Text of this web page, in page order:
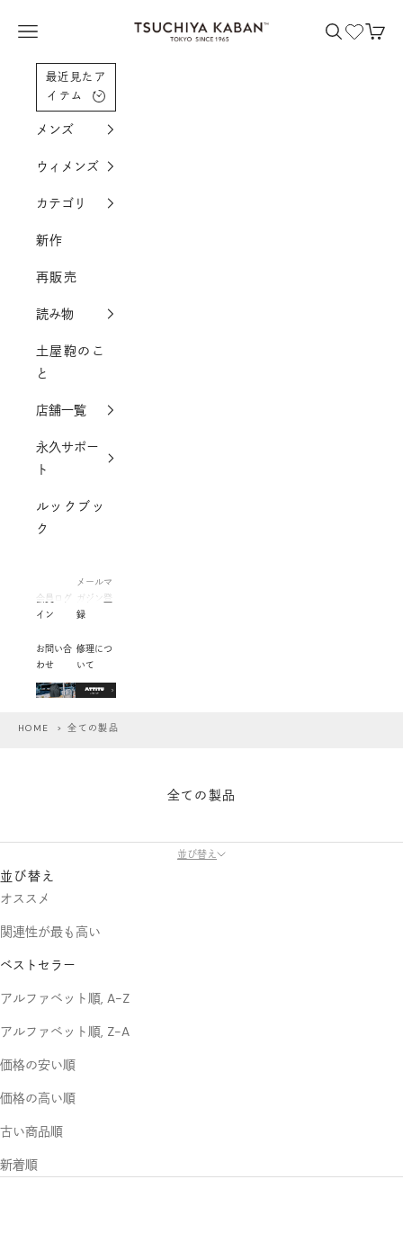
土屋鞄製造所
メニューを開く 検索を開く
カー
最近見たア
イテム
メンズ
ウィメンズ
カテゴリ
新作
再販売
読み物
土屋鞄のこ
と
店舗一覧
永久サポー
ト
ルックブッ
ク
会員ログ
イン
メールマ
ガジン登
録
お問い合
わせ
修理につ
いて
HOME > 全ての製品
全ての製品
並び替え
並び替え
オススメ
関連性が最も高い
ベストセラー
アルファベット順, A-Z
アルファベット順, Z-A
価格の安い順
価格の高い順
古い商品順
新着順